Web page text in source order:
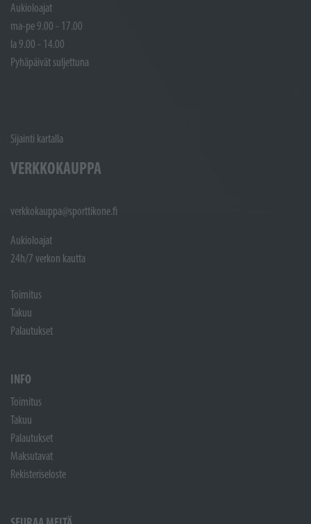
Aukioloajat
ma-pe 9.00 - 17.00
la 9.00 - 14.00
Pyhäpäivät suljettuna
Sijainti kartalla
VERKKOKAUPPA
verkkokauppa@sporttikone.fi
Aukioloajat
24h/7 verkon kautta
Toimitus
Takuu
Palautukset
INFO
Toimitus
Takuu
Palautukset
Maksutavat
Rekisteriseloste